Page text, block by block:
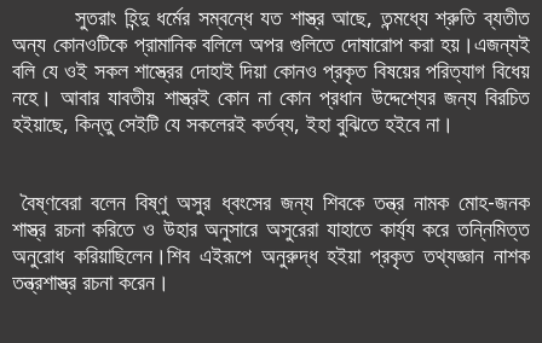
সুতরাং হিন্দু ধর্মের সম্বন্ধে যত শাস্ত্র আছে, তন্মধ্যে শ্রুতি ব্যতীত
অন্য কোন‌ওটিকে প্রামানিক বলিলে অপর গুলিতে দোষারোপ করা হয়।এজন্যই
বলি যে ওই সকল শাস্ত্রের দোহাই দিয়া কোন‌ও প্রকৃত বিষয়ের পরিত্যাগ বিধেয়
নহে। আবার যাবতীয় শাস্ত্র‌ই কোন না কোন প্রধান উদ্দেশ্যের জন্য বিরচিত
হ‌ইয়াছে, কিন্তু সেইটি যে সকলেরই কর্তব্য, ইহা বুঝিতে হইবে না।
বৈষ্ণবেরা বলেন বিষ্ণু অসুর ধ্বংসের জন্য শিবকে তন্ত্র নামক মোহ-জনক
শাস্ত্র রচনা করিতে ও উহার অনুসারে অসুরেরা যাহাতে কার্য্য করে তন্নিমিত্ত
অনুরোধ করিয়াছিলেন।শিব এইরূপে অনুরুদ্ধ হইয়া প্রকৃত তথ্যজ্ঞান নাশক
তন্ত্রশাস্ত্র রচনা করেন।